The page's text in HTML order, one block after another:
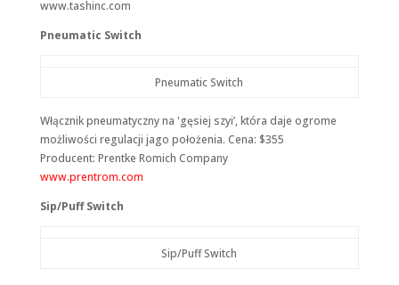
www.tashinc.com
Pneumatic Switch
Pneumatic Switch
Włącznik pneumatyczny na 'gęsiej szyi’, która daje ogrome
możliwości regulacji jago położenia. Cena: $355
Producent: Prentke Romich Company
www.prentrom.com
Sip/Puff Switch
Sip/Puff Switch